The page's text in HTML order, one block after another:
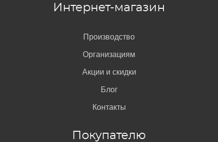
Интернет-магазин
Производство
Организациям
Акции и скидки
Блог
Контакты
Покупателю